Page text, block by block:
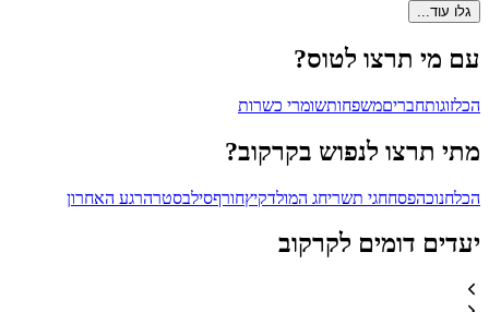
גלו עוד...
עם מי תרצו לטוס?
הכלזוגותחבריםמשפחותשומרי כשרות
מתי תרצו לנפוש בקרקוב?
הכלחנוכהפסחחגי תשריחג המולדקיץחורףסילבסטרהרגע האחרון
יעדים דומים לקרקוב